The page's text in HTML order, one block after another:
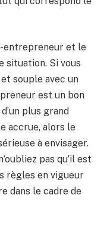
entrepreneur et le
situation. Si vous
souple avec un
est un bon
plus grand
accrue, alors le
à envisager.
pas qu’il est
règles en vigueur
dans le cadre de